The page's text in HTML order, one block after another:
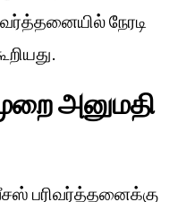
நேரடி
அனுமதி
பரிவர்த்தனைக்கு